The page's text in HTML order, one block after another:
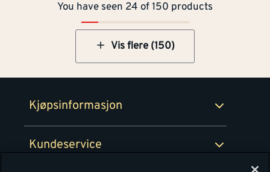
You have seen 24 of 150 products
Vis flere (150)
Kjøpsinformasjon
Betaling
Retur- og angrerettsskjema
Kundeservice
Medlemsavtaler
Personvern